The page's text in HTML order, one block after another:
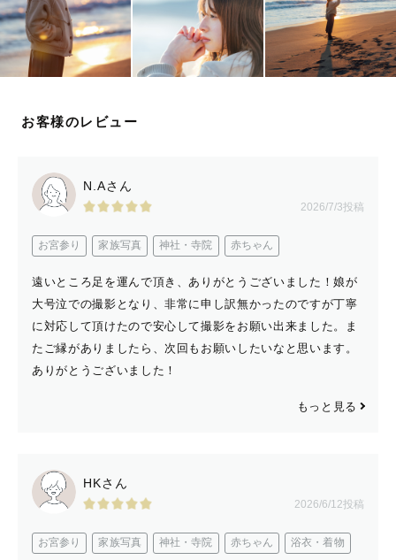
がモットーです。
撮影までの打ち合わせはじっくり時間をかけて、撮影させ
える仕上がりを目指しております。
そのため撮影予約枠は時期によっては少し少なめに、納品
までのお時間は期限内にしっかりお時間を確保させていた
だく場合がございます。
お客様の心に響く時間とお写真をご提供したいと思ってお
りますので、ご希望や思いをぜひお聞かせください。
お客様のレビュー
N.Aさん
2026/7/3投稿
お宮参り 家族写真 神社・寺院 赤ちゃん
遠いところ足を運んで頂き、ありがとうございました！娘が
大号泣での撮影となり、非常に申し訳無かったのですが丁寧
に対応して頂けたので安心して撮影をお願い出来ました。ま
たご縁がありましたら、次回もお願いしたいなと思います。
ありがとうございました！
もっと見る
HKさん
2026/6/12投稿
お宮参り 家族写真 神社・寺院 赤ちゃん 浴衣・着物